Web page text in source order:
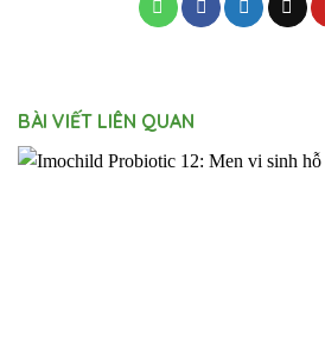
BÀI VIẾT LIÊN QUAN